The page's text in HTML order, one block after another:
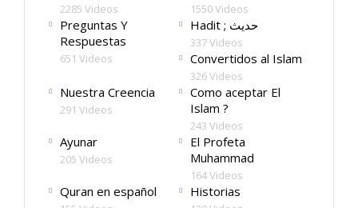
2285 Videos 1550 Videos
Preguntas Y
Respuestas
651 Videos
Hadit ; حديث
337 Videos
Convertidos al Islam
326 Videos
Nuestra Creencia
291 Videos
Como aceptar El
Islam ?
243 Videos
Ayunar
205 Videos
El Profeta
Muhammad
164 Videos
Quran en español Historias